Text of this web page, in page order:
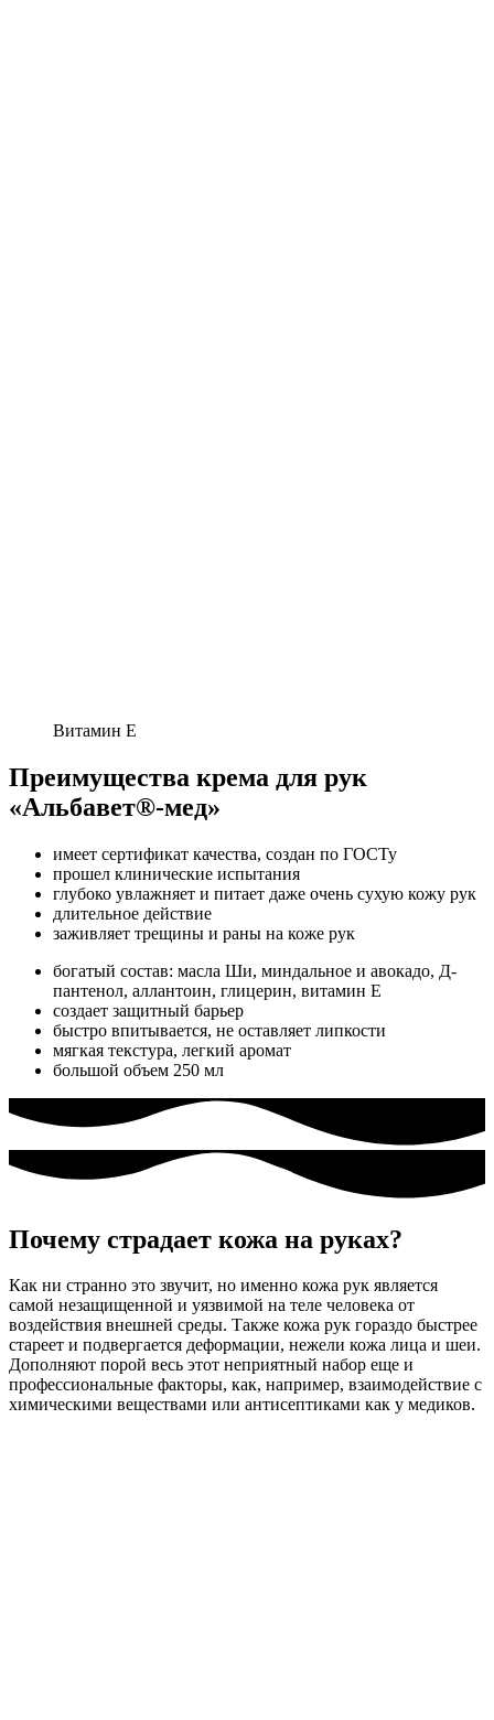
Витамин Е
Преимущества крема для рук
«Альбавет®-мед»
имеет сертификат качества, создан по ГОСТу
прошел клинические испытания
глубоко увлажняет и питает даже очень сухую кожу рук
длительное действие
заживляет трещины и раны на коже рук
богатый состав: масла Ши, миндальное и авокадо, Д-
пантенол, аллантоин, глицерин, витамин Е
создает защитный барьер
быстро впитывается, не оставляет липкости
мягкая текстура, легкий аромат
большой объем 250 мл
Почему страдает кожа на руках?
Как ни странно это звучит, но именно кожа рук является
самой незащищенной и уязвимой на теле человека от
воздействия внешней среды. Также кожа рук гораздо быстрее
стареет и подвергается деформации, нежели кожа лица и шеи.
Дополняют порой весь этот неприятный набор еще и
профессиональные факторы, как, например, взаимодействие с
химическими веществами или антисептиками как у медиков.